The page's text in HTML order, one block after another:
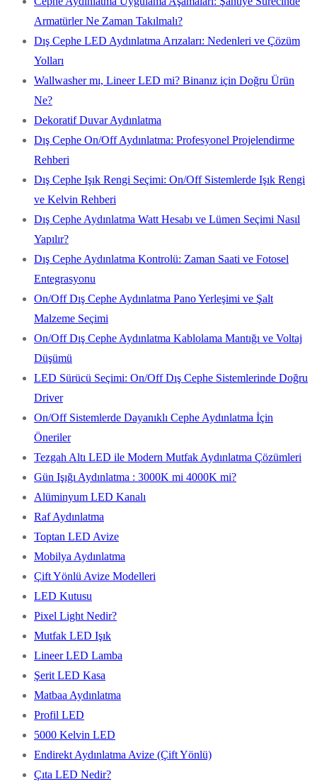
Armatürler Ne Zaman Takılmalı?
Dış Cephe LED Aydınlatma Arızaları: Nedenleri ve Çözüm
Yolları
Wallwasher mı, Lineer LED mi? Binanız için Doğru Ürün
Ne?
Dekoratif Duvar Aydınlatma
Dış Cephe On/Off Aydınlatma: Profesyonel Projelendirme
Rehberi
Dış Cephe Işık Rengi Seçimi: On/Off Sistemlerde Işık Rengi
ve Kelvin Rehberi
Dış Cephe Aydınlatma Watt Hesabı ve Lümen Seçimi Nasıl
Yapılır?
Dış Cephe Aydınlatma Kontrolü: Zaman Saati ve Fotosel
Entegrasyonu
On/Off Dış Cephe Aydınlatma Pano Yerleşimi ve Şalt
Malzeme Seçimi
On/Off Dış Cephe Aydınlatma Kablolama Mantığı ve Voltaj
Düşümü
LED Sürücü Seçimi: On/Off Dış Cephe Sistemlerinde Doğru
Driver
On/Off Sistemlerde Dayanıklı Cephe Aydınlatma İçin
Öneriler
Tezgah Altı LED ile Modern Mutfak Aydınlatma Çözümleri
Gün Işığı Aydınlatma : 3000K mi 4000K mi?
Alüminyum LED Kanalı
Raf Aydınlatma
Toptan LED Avize
Mobilya Aydınlatma
Çift Yönlü Avize Modelleri
LED Kutusu
Pixel Light Nedir?
Mutfak LED Işık
Lineer LED Lamba
Şerit LED Kasa
Matbaa Aydınlatma
Profil LED
5000 Kelvin LED
Endirekt Aydınlatma Avize (Çift Yönlü)
Çıta LED Nedir?